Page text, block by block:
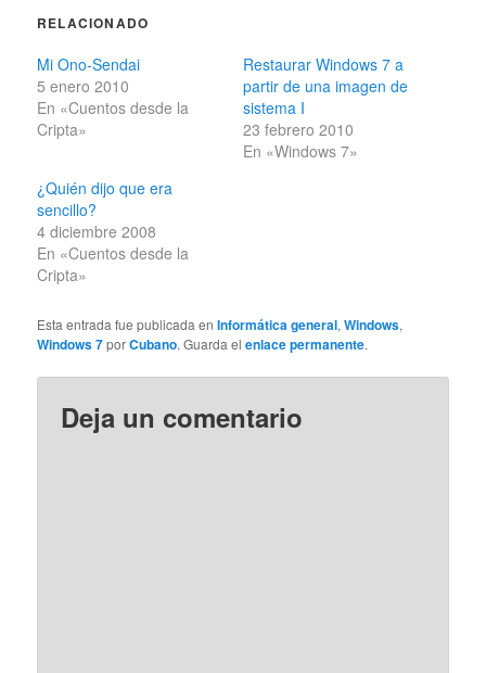
RELACIONADO
Mi Ono-Sendai
5 enero 2010
En «Cuentos desde la
Cripta»
Restaurar Windows 7 a
partir de una imagen de
sistema I
23 febrero 2010
En «Windows 7»
¿Quién dijo que era
sencillo?
4 diciembre 2008
En «Cuentos desde la
Cripta»
Esta entrada fue publicada enInformática general,Windows,
Windows 7porCubano. Guarda elenlace permanente.
Deja un comentario